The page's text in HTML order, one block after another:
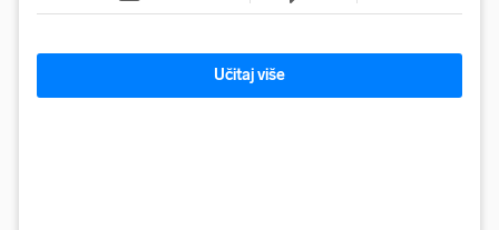
Učitaj više